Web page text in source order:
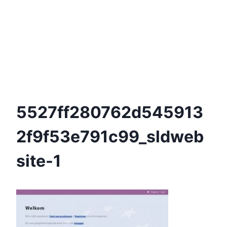
5527ff280762d545913
2f9f53e791c99_sldweb
Site-1